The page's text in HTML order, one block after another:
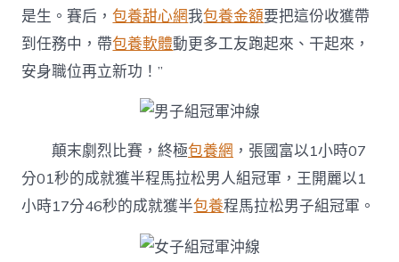
是生。賽后，包養甜心網我包養金額要把這份收獲帶
到任務中，帶包養軟體動更多工友跑起來、干起來，
安身職位再立新功！”
顛末劇烈比賽，終極包養網 ，張國富以1小時07
分01秒的成就獲半程馬拉松男人組冠軍，王開麗以1
小時17分46秒的成就獲半包養程馬拉松男子組冠軍。